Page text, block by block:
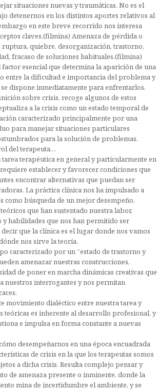
situaciones nuevas y traumáticas. No es el
detenernos en los distintos aportes relativos al
en este breve recorrido nos interesa
claves.(filmina) Amenaza de pérdida o
quiebre, desorganización, trastorno,
fracaso de soluciones habituales.(filmina)
esencial que determina la aparición de una
entre la dificultad e importancia del problema y
dispone inmediatamente para enfrentarlos.
sobre crisis, recoge algunos de estos
a la crisis como un estado temporal de
caracterizado principalmente por una
para manejar situaciones particulares
para la solución de problemas.
del terapeuta…
terapéutica en general y particularmente en
establecer y favorecer condiciones que
encontrar alternativas que puedan ser
La práctica clínica nos ha impulsado a
como búsqueda de un mejor desempeño,
que han sustentado nuestra labor,
habilidades que nos han permitido ser
que la clínica es el lugar donde nos vamos
nos sirve la teoría.
caracterizado por un “estado de trastorno y
amenazar nuestras construcciones,
de poner en marcha dinámicas creativas que
nuestros interrogantes y nos permitan
movimiento dialéctico entre nuestra tarea y
teóricas es inherente al desarrollo profesional, y
e impulsa en forma constante a nuevas
desempeñarnos en una época encuadrada
de crisis en la que los terapeutas somos
a dicha crisis. Resulta complejo pensar y
de amenaza presente o inminente, donde la
mina de incertidumbre el ambiente, y se